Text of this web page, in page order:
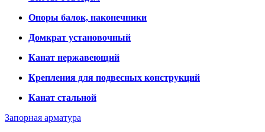
Опоры балок, наконечники
Домкрат установочный
Канат нержавеющий
Крепления для подвесных конструкций
Канат стальной
Запорная арматура